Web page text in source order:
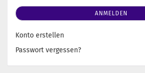
ANMELDEN
Konto erstellen
Passwort vergessen?